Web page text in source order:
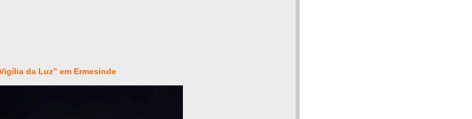
da Luz” em Ermesinde